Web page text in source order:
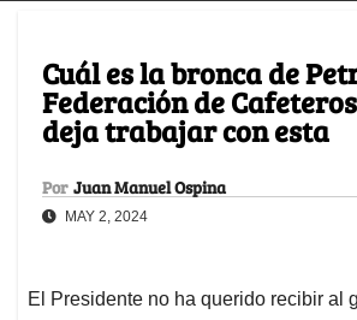
Cuál es la bronca de
Federación de
deja trabajar con esta
Por Juan Manuel Ospina
MAY 2, 2024
El Presidente no ha querido recibir al